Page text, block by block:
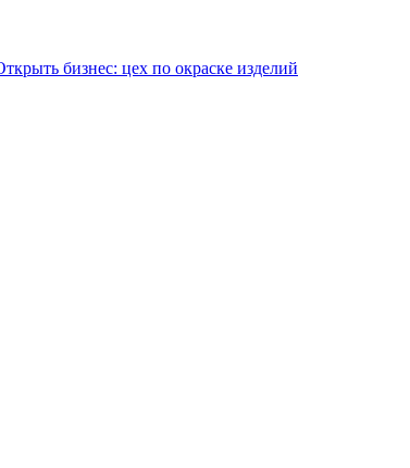
бизнес: цех по окраске изделий